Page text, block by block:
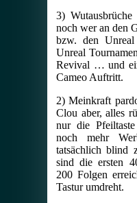
3)
noch wer an den
bzw. den
Unreal
Revival … und
Cameo Auftritt.
2) Meinkraft
Clou aber, alles
nur die
noch mehr
tatsächlich blind
sind die ersten
200 Folgen
Tastur umdreht.